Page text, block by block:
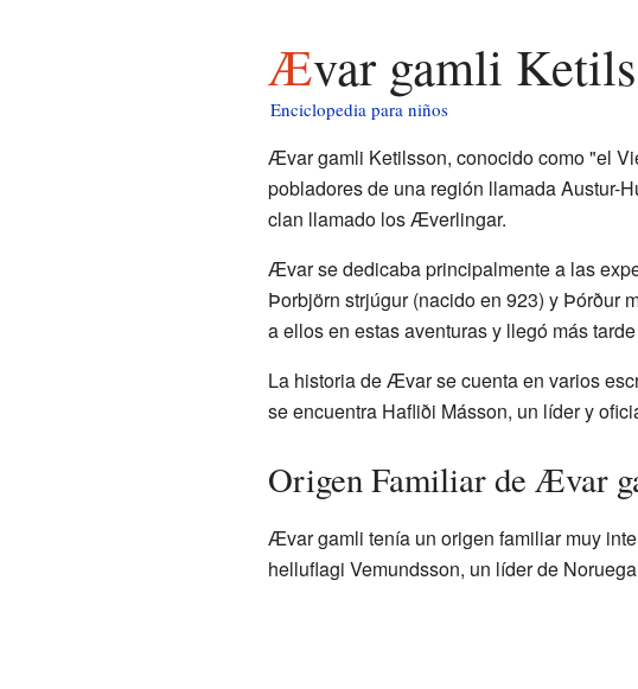
Ævar gamli
Enciclopedia para niños
Ævar gamli Ketilsson, conocido como "el
pobladores de una región llamada Austur-
clan llamado los Æverlingar.
Ævar se dedicaba principalmente a las
Þorbjörn strjúgur (nacido en 923) y Þórður
a ellos en estas aventuras y llegó más
La historia de Ævar se cuenta en varios
se encuentra Hafliði Másson, un líder y
Origen Familiar de Ævar
Ævar gamli tenía un origen familiar muy
helluflagi Vemundsson, un líder de